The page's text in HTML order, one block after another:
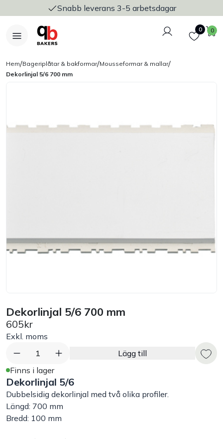
Snabb leverans 3-5 arbetsdagar
Logga in
Favoriter
0 0
Bakers Pureline
Bord
Exponering & servering
Städutrustning
Arbetskläder
Plåtbyte
Hem/Bageriplåtar & bakformar/Mousseformar & mallar/
Dekorlinjal 5/6 700 mm
Dekorlinjal 5/6 700 mm
605kr
Exkl. moms
1
Lägg till
Finns i lager
Dekorlinjal 5/6
Dubbelsidig dekorlinjal med två olika profiler.
Längd: 700 mm
Bredd: 100 mm